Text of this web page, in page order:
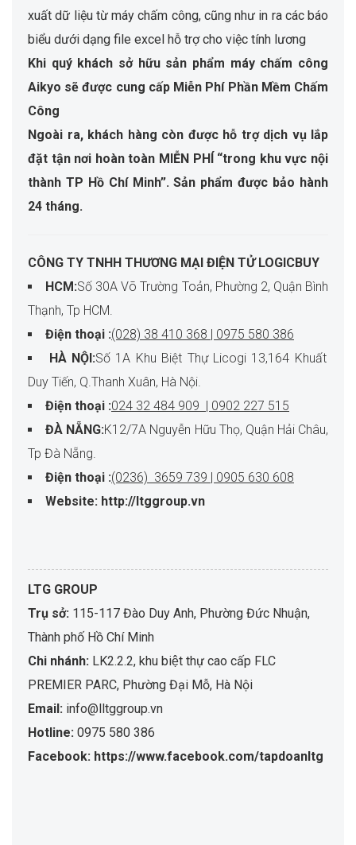
xuất dữ liệu từ máy chấm công, cũng như in ra các báo
biểu dưới dạng file excel hỗ trợ cho việc tính lương
Khi quý khách sở hữu sản phẩm máy chấm công
Aikyo sẽ được cung cấp Miễn Phí Phần Mềm Chấm
Công
Ngoài ra, khách hàng còn được hỗ trợ dịch vụ lắp
đặt tận nơi hoàn toàn MIỄN PHÍ “trong khu vực nội
thành TP Hồ Chí Minh”. Sản phẩm được bảo hành
24 tháng.
CÔNG TY TNHH THƯƠNG MẠI ĐIỆN TỬ LOGICBUY
HCM:Số 30A Võ Trường Toản, Phường 2, Quận Bình
Thạnh, Tp HCM.
Điện thoại :(028) 38 410 368 | 0975 580 386
HÀ NỘI:Số 1A Khu Biệt Thự Licogi 13,164 Khuất
Duy Tiến, Q.Thanh Xuân, Hà Nội.
Điện thoại :024 32 484 909 | 0902 227 515
ĐÀ NẴNG:K12/7A Nguyễn Hữu Thọ, Quận Hải Châu,
Tp Đà Nẵng.
Điện thoại :(0236) 3659 739 | 0905 630 608
Website: http://ltggroup.vn
LTG GROUP
Trụ sở: 115-117 Đào Duy Anh, Phường Đức Nhuận,
Thành phố Hồ Chí Minh
Chi nhánh: LK2.2.2, khu biệt thự cao cấp FLC
PREMIER PARC, Phường Đại Mỗ, Hà Nội
Email: info@lltggroup.vn
Hotline: 0975 580 386
Facebook: https://www.facebook.com/tapdoanltg